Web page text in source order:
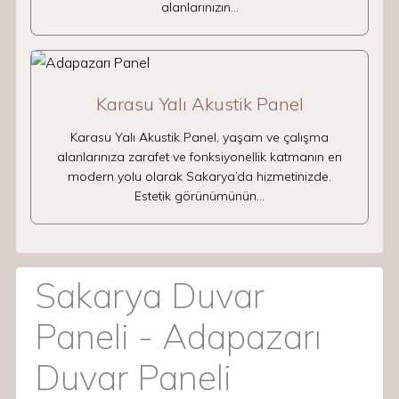
alanlarınızın…
Karasu Yalı Akustik Panel
Karasu Yalı Akustik Panel, yaşam ve çalışma
alanlarınıza zarafet ve fonksiyonellik katmanın en
modern yolu olarak Sakarya’da hizmetinizde.
Estetik görünümünün…
Sakarya Duvar
Paneli - Adapazarı
Duvar Paneli